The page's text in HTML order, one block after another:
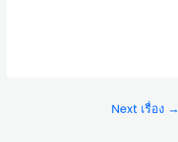
Next เรื่อง →